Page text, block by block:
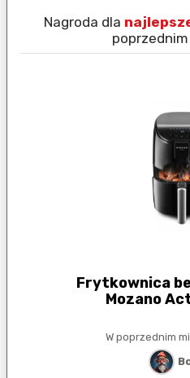
Nagroda dla
Frytkownica
Mozano
W poprzednim